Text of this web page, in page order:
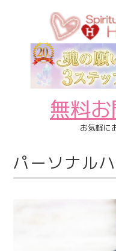
無料
お気軽に
パーソナル